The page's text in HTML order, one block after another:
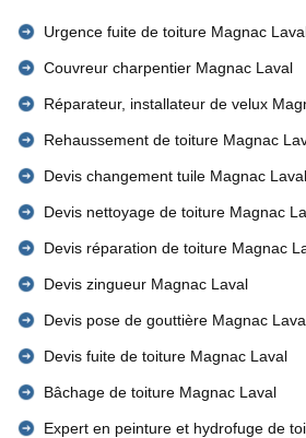
Urgence fuite de toiture Magnac
Couvreur charpentier Magnac Laval
Réparateur, installateur de velux
Rehaussement de toiture Magnac
Devis changement tuile Magnac Laval
Devis nettoyage de toiture Magnac
Devis réparation de toiture Magnac
Devis zingueur Magnac Laval
Devis pose de gouttière Magnac
Devis fuite de toiture Magnac Laval
Bâchage de toiture Magnac Laval
Expert en peinture et hydrofuge de